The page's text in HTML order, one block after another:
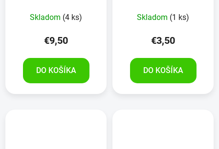
Skladom (4 ks)
€9,50
DO KOŠÍKA
Skladom (1 ks)
€3,50
DO KOŠÍKA